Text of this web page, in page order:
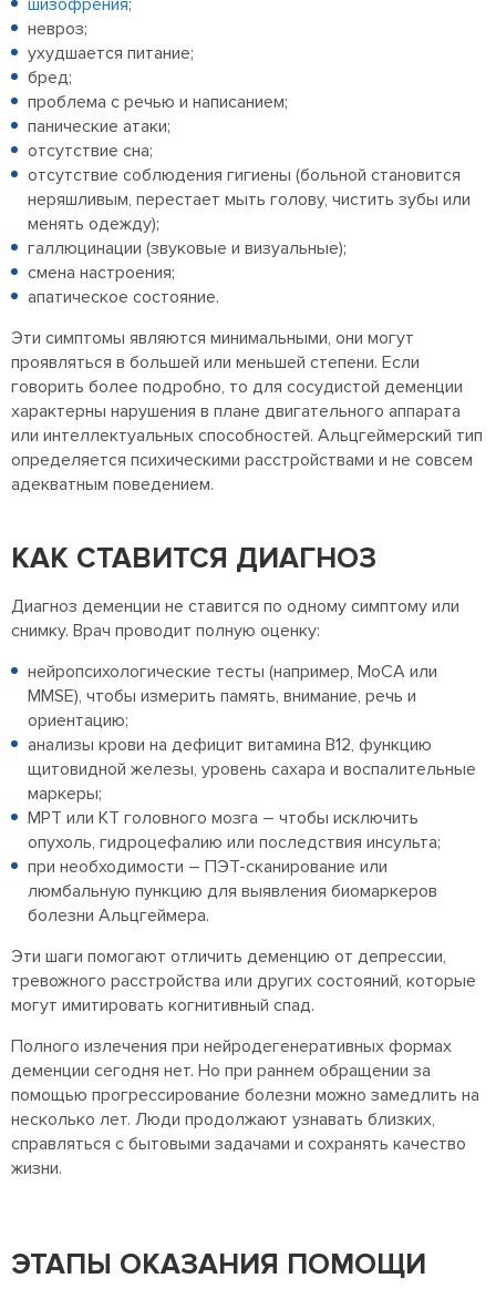
шизофрения;
невроз;
ухудшается питание;
бред;
проблема с речью и написанием;
панические атаки;
отсутствие сна;
отсутствие соблюдения гигиены (больной становится
неряшливым, перестает мыть голову, чистить зубы или
менять одежду);
галлюцинации (звуковые и визуальные);
смена настроения;
апатическое состояние.
Эти симптомы являются минимальными, они могут
проявляться в большей или меньшей степени. Если
говорить более подробно, то для сосудистой деменции
характерны нарушения в плане двигательного аппарата
или интеллектуальных способностей. Альцгеймерский тип
определяется психическими расстройствами и не совсем
адекватным поведением.
КАК СТАВИТСЯ ДИАГНОЗ
Диагноз деменции не ставится по одному симптому или
снимку. Врач проводит полную оценку:
нейропсихологические тесты (например, MoCA или
MMSE), чтобы измерить память, внимание, речь и
ориентацию;
анализы крови на дефицит витамина B12, функцию
щитовидной железы, уровень сахара и воспалительные
маркеры;
МРТ или КТ головного мозга – чтобы исключить
опухоль, гидроцефалию или последствия инсульта;
при необходимости – ПЭТ-сканирование или
люмбальную пункцию для выявления биомаркеров
болезни Альцгеймера.
Эти шаги помогают отличить деменцию от депрессии,
тревожного расстройства или других состояний, которые
могут имитировать когнитивный спад.
Полного излечения при нейродегенеративных формах
деменции сегодня нет. Но при раннем обращении за
помощью прогрессирование болезни можно замедлить на
несколько лет. Люди продолжают узнавать близких,
справляться с бытовыми задачами и сохранять качество
жизни.
ЭТАПЫ ОКАЗАНИЯ ПОМОЩИ